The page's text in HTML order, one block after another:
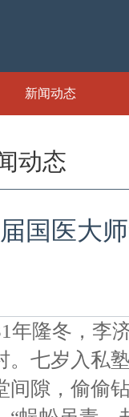
新闻动态
动态
国医大
年隆冬，李
。七岁入私
间隙，偷偷